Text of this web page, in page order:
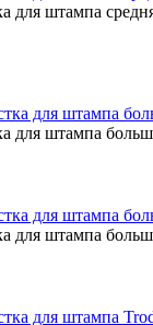
для штампа
для штампа
для штампа